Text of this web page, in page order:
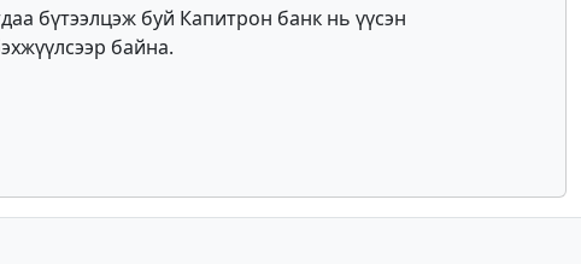
бүтээлцэж буй Капитрон банк нь үүсэн
байна.